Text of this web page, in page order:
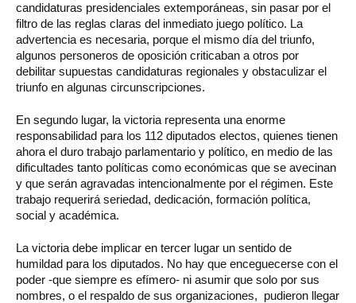
candidaturas presidenciales extemporáneas, sin pasar por el
filtro de las reglas claras del inmediato juego político. La
advertencia es necesaria, porque el mismo día del triunfo,
algunos personeros de oposición criticaban a otros por
debilitar supuestas candidaturas regionales y obstaculizar el
triunfo en algunas circunscripciones.
En segundo lugar, la victoria representa una enorme
responsabilidad para los 112 diputados electos, quienes tienen
ahora el duro trabajo parlamentario y político, en medio de las
dificultades tanto políticas como económicas que se avecinan
y que serán agravadas intencionalmente por el régimen. Este
trabajo requerirá seriedad, dedicación, formación política,
social y académica.
La victoria debe implicar en tercer lugar un sentido de
humildad para los diputados. No hay que enceguecerse con el
poder -que siempre es efímero- ni asumir que solo por sus
nombres, o el respaldo de sus organizaciones, pudieron llegar